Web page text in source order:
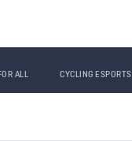
ALL CYCLING ESPORTS